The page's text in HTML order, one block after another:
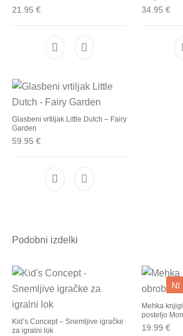
21.95€ 34.95 €
Glasbeni vrtiljak Little Dutch – Fairy
Garden
59.95€
Podobni izdelki
Kid’s Concept – Snemljive igračke
za igralni lok
NI
Mehka
posteljo
19.99 €